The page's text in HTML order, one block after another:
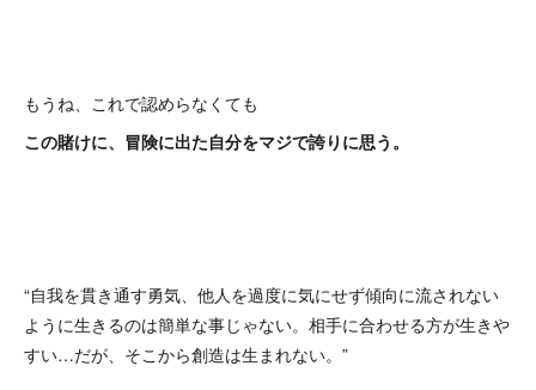
もうね、これで認めらなくても
この賭けに、冒険に出た自分をマジで誇りに思う。
“自我を貫き通す勇気、他人を過度に気にせず傾向に流されない
ように生きるのは簡単な事じゃない。相手に合わせる方が生きや
すい…だが、そこから創造は生まれない。”